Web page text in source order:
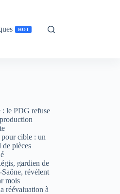
HOT
: le PDG refuse
pour cible : un
de pièces
gardien de
révèlent
mois
réévaluation à